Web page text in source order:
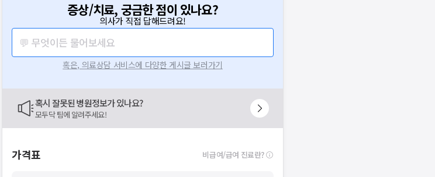
증상/치료, 궁금한 점이 있나요?
의사가 직접 답해드려요!
💬 무엇이든 물어보세요
혹은, 의료상담 서비스에 다양한 게시글 보러가기
혹시 잘못된 병원정보가 있나요?
모두닥 팀에 알려주세요!
가격표 비급여/급여 진료란?